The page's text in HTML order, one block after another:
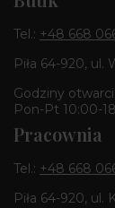
Tel.: +48 668
Piła 64-920, ul.
Godziny
Pon-Pt 10:00-
Pracownia
Tel.: +48 668
Piła 64-920, ul.